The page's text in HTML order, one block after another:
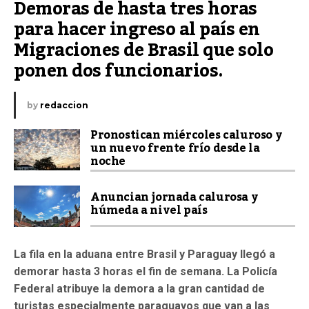
Demoras de hasta tres horas
para hacer ingreso al país en
Migraciones de Brasil que solo
ponen dos funcionarios.
by redaccion
Pronostican miércoles caluroso y
un nuevo frente frío desde la
noche
Anuncian jornada calurosa y
húmeda a nivel país
La fila en la aduana entre Brasil y Paraguay llegó a
demorar hasta 3 horas el fin de semana. La Policía
Federal atribuye la demora a la gran cantidad de
turistas especialmente paraguayos que van a las